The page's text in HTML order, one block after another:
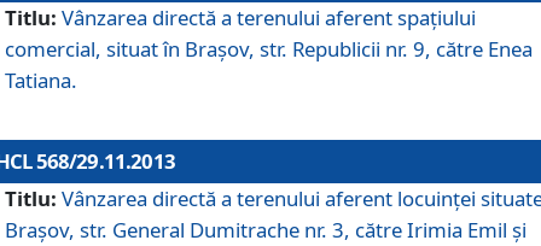
Titlu: Vânzarea directă a terenului aferent spaţiului
comercial, situat în Braşov, str. Republicii nr. 9, către Enea
Tatiana.
568/29.11.2013
Titlu: Vânzarea directă a terenului aferent locuinţei
Braşov, str. General Dumitrache nr. 3, către Irimia Emil şi